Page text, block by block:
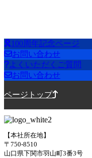
100周年記念ページ
お問い合わせ
よくいただくご質問
お問い合わせ
ページトップ
【本社所在地】
〒750-8510
山口県下関市羽山町3番3号